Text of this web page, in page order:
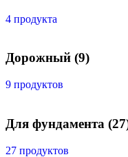
4 продукта
Дорожный (9)
9 продуктов
Для фундамента
27 продуктов